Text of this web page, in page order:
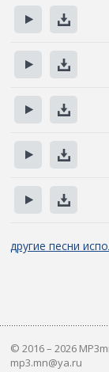
другие песни
© 2016 – 2026
mp3.mn@ya.ru